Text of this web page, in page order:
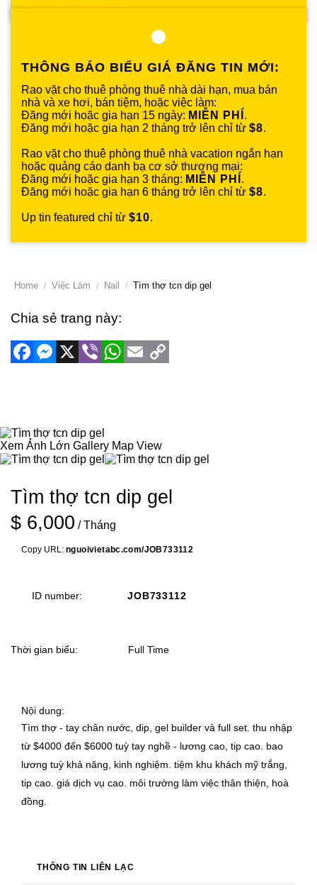
THÔNG BÁO BIỂU GIÁ ĐĂNG TIN MỚI:
Rao vặt cho thuê phòng thuê nhà dài hạn, mua bán
nhà và xe hơi, bán tiệm, hoặc việc làm:
Đăng mới hoặc gia hạn 15 ngày: MIỄN PHÍ .
Đăng mới hoặc gia hạn 2 tháng trở lên chỉ từ $8.
Rao vặt cho thuê phòng thuê nhà vacation ngắn hạn
hoặc quảng cáo danh bạ cơ sở thương mại:
Đăng mới hoặc gia hạn 3 tháng: MIỄN PHÍ .
Đăng mới hoặc gia hạn 6 tháng trở lên chỉ từ $8.
Up tin featured chỉ từ $10.
Home Việc Làm Nail Tìm thợ tcn dip gel
Chia sẻ trang này:
FacebookMessenger
X ViberWhatsApp
Email
Xem Ảnh Lớn Gallery Map View
Tìm thợ tcn dip gel
$ 6,000 / Tháng
Copy URL: nguoivietabc.com/JOB733112
ID number JOB733112
Thời gian biểu Full Time
Nội dung
Tìm thợ - tay chân nước, dip, gel builder và full set. thu nhập
từ $4000 đến $6000 tuỳ tay nghề - lương cao, tip cao. bao
lương tuỳ khả năng, kinh nghiệm. tiệm khu khách mỹ trắng,
tip cao. giá dịch vụ cao. môi trường làm việc thân thiện, hoà
đồng.
THÔNG TIN LIÊN LẠC